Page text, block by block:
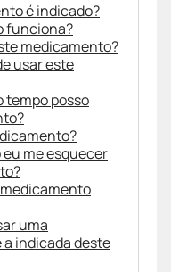
é indicado?
funciona?
medicamento?
usar este
tempo posso
me esquecer
uma
indicada deste